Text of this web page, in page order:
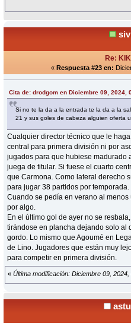
Re:
« Respuesta #23 en:
Cita de: drodgom en Diciembre 09, 2024,
Si no te la da a la entrada te la da a la
21 y sus goles de cabeza alguien oferta
Cualquier director técnico que le
central para primera división ni por
jugados para que hubiese madurado
juega de titular. Si fuese el cuarto
que Carmona. Como lateral derecho
para jugar 38 partidos por temporada.
Cuando se pedía en verano al
por algo.
En el último gol de ayer no se
tirándose en plancha dejando solo al
gordo. Lo mismo que Agoumé en
de Lino. Jugadores que están muy
para competir en primera división.
« Última modificación: Diciembre 09,